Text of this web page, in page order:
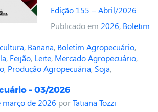
Edição 155 – Abril/2026
Publicado em 2026, Boletim
, Banana, Boletim Agropecuário,
, Feijão, Leite, Mercado Agropecuário,
, Produção Agropecuária, Soja,
– 03/2026
março de 2026 porTatiana Tozzi